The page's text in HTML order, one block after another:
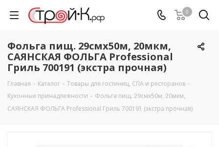
0
Фольга пищ. 29смх50м, 20мкм,
САЯНСКАЯ ФОЛЬГА Professional
Гриль 700191 (экстра прочная)
Главная - Каталог - Товары для гостиниц, СПА и ресторанов -
Кухонные принадлежности - Фольга пищ. 29смх50м, 20мкм,
САЯНСКАЯ ФОЛЬГА Professional Гриль 700191 (экстра прочная)